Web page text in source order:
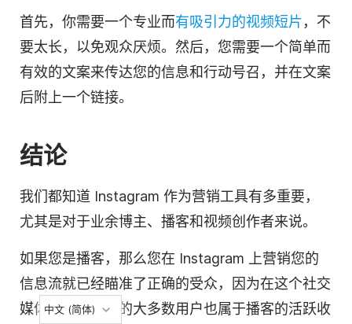
首先，你需要一个专业而有吸引力的视频短片，不
要太长，以免观众厌烦。然后，您需要一个简单而
有效的文案来传达您的信息和行动号召，并在文案
后附上一个链接。
结论
我们都知道 Instagram 作为营销工具有多重要，
尤其是对于业余博主、播客和视频创作者来说。
如果您是播客，那么您在 Instagram 上营销您的
信息流就已经瞄准了正确的受众，因为在这个社交
媒体渠道上活跃的大多数用户也属于播客的活跃收
中文 (简体)